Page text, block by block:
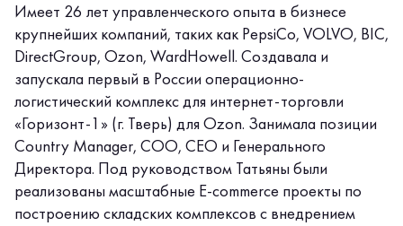
Имеет 26 лет управленческого опыта в бизнесе
крупнейших компаний, таких как PepsiCo, VOLVO, BIC,
DirectGroup, Ozon, WardHowell. Создавала и
запускала первый в России операционно-
логистический комплекс для интернет-торговли
«Горизонт-1» (г. Тверь) для Ozon. Занимала позиции
Country Manager, COO, CEO и Генерального
Директора. Под руководством Татьяны были
реализованы масштабные E-commerce проекты по
построению складских комплексов с внедрением